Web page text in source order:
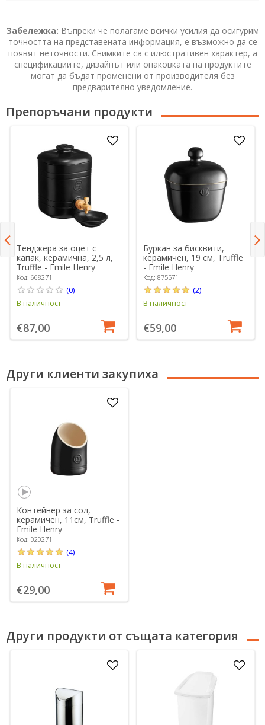
Забележка: Въпреки че полагаме всички усилия да осигурим
точността на представената информация, е възможно да се
появят неточности. Снимките са с илюстративен характер, а
спецификациите, дизайнът или опаковката на продуктите
могат да бъдат променени от производителя без
предварително уведомление.
Препоръчани продукти
Тенджера за оцет с
капак, керамична, 2,5 л,
Truffle - Emile Henry
Код: 668271
(0)
В наличност
€87,00
Буркан за бисквити,
керамичен, 19 см, Truffle
- Emile Henry
Код: 875571
(2)
В наличност
€59,00
Други клиенти закупиха
Контейнер за сол,
керамичен, 11см, Truffle -
Emile Henry
Код: 020271
(4)
В наличност
€29,00
Други продукти от същата категория